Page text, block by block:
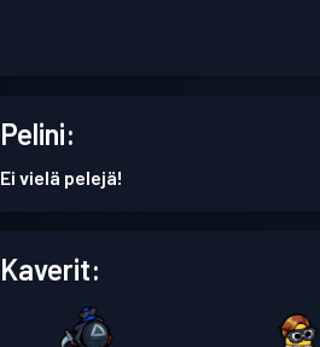
Pelini:
Ei vielä pelejä!
Kaverit: